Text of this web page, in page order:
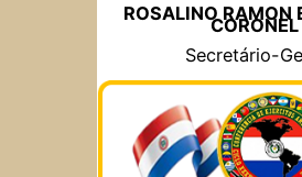
ROSALINO RAMON
CORONEL
Secretário-